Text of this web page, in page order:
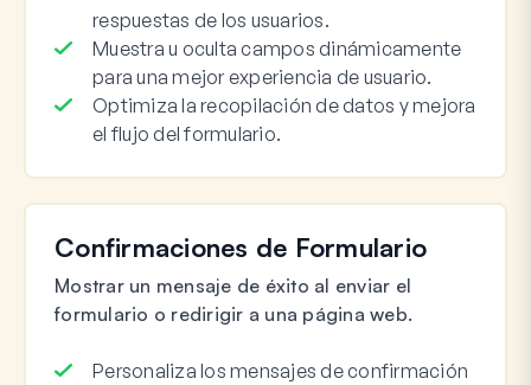
respuestas de los usuarios.
Muestra u oculta campos dinámicamente
para una mejor experiencia de usuario.
Optimiza la recopilación de datos y mejora
el flujo del formulario.
Confirmaciones de Formulario
Mostrar un mensaje de éxito al enviar el
formulario o redirigir a una página web.
Personaliza los mensajes de confirmación